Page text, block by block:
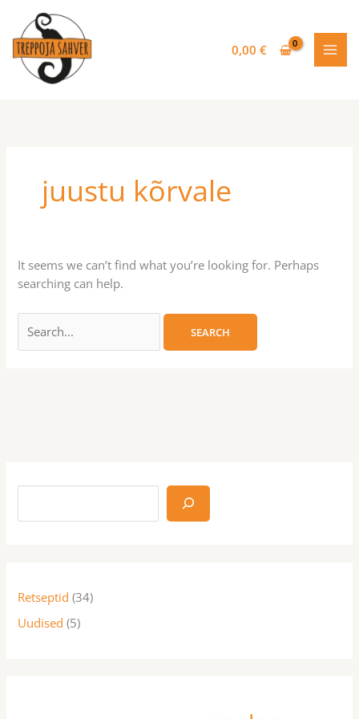
content
0,00€
t
s
Retseptid (34)
Uudised (5)
juustu kõrvale
It seems we can’t find what you’re looking for. Perhaps
searching can help.
for: